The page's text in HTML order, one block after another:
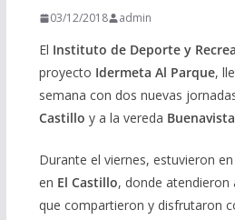
03/12/2018 admin
El Instituto de Deporte y
proyecto Idermeta Al Parque,
semana con dos nuevas
Castillo y a la vereda
Durante el viernes, estuvieron en
en El Castillo, donde atendieron
que compartieron y disfrutaron